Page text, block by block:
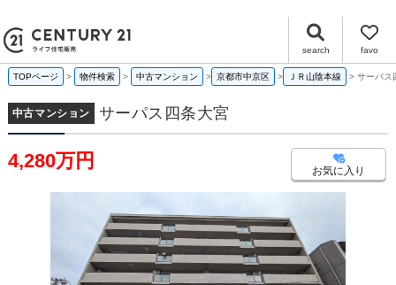
search favo
TOPページ 物件検索 中古マンション 京都市中京区 ＪＲ山陰本線 サーパス
中古マンション サーパス四条大宮
4,280万円 お気に入り